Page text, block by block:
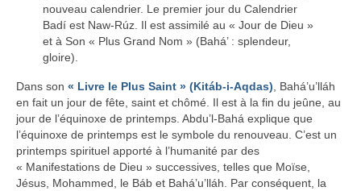
nouveau calendrier. Le premier jour du Calendrier
Badí est Naw-Rúz. Il est assimilé au « Jour de Dieu »
et à Son « Plus Grand Nom » (Bahá’ : splendeur,
gloire).
Dans son « Livre le Plus Saint » (Kitáb-i-Aqdas) , Bahá’u’lláh
en fait un jour de fête, saint et chômé. Il est à la fin du jeûne, au
jour de l’équinoxe de printemps. Abdu’l-Bahá explique que
l’équinoxe de printemps est le symbole du renouveau. C’est un
printemps spirituel apporté à l’humanité par des
« Manifestations de Dieu » successives, telles que Moïse,
Jésus, Mohammed, le Báb et Bahá’u’lláh. Par conséquent, la